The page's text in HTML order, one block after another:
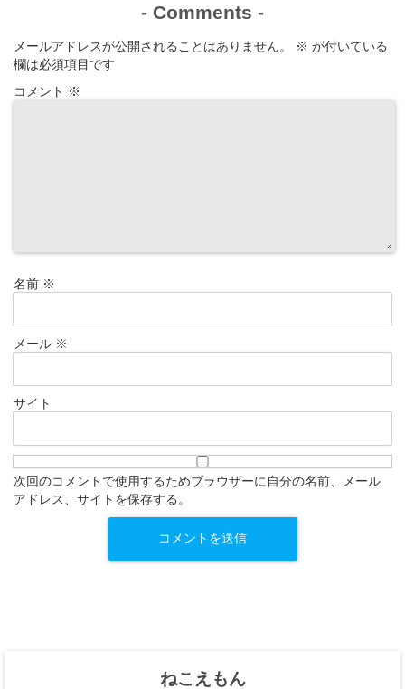
- Comments -
メールアドレスが公開されることはありません。 ※ が付いている
欄は必須項目です
コメント ※
名前 ※
メール ※
サイト
次回のコメントで使用するためブラウザーに自分の名前、メール
アドレス、サイトを保存する。
ねこえもん